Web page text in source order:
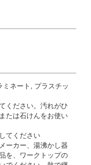
ネート, プラスチッ
ください。汚れがひ
たは石けんをお使い
てください
ーカー、湯沸かし器
を、ワークトップの